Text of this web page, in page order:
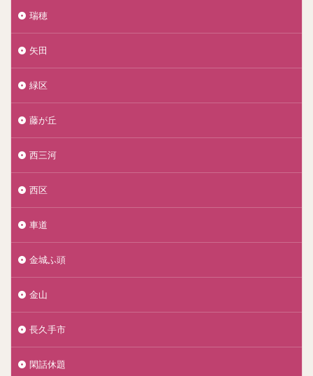
瑞穂
矢田
緑区
藤が丘
西三河
西区
車道
金城ふ頭
金山
長久手市
閑話休題